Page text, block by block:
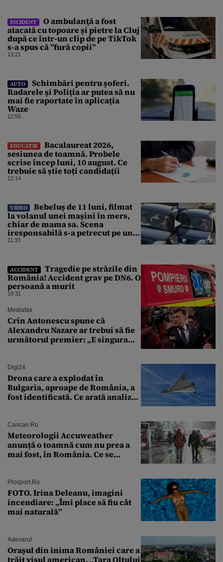
INCIDENT
O ambulanţă a fost
atacată cu topoare și pietre la Cluj
după ce într-un clip de pe TikTok
s-a spus că ”fură copii”
13:21
AUTO
Schimbări pentru șoferi.
Radarele și Poliția ar putea să nu
mai fie raportate în aplicația
Waze
12:55
EDUCAȚIE
Bacalaureat 2026,
sesiunea de toamnă. Probele
scrise încep luni, 10 august. Ce
trebuie să știe toți candidații
12:14
VIDEO
Bebeluș de 11 luni, filmat
la volanul unei mașini în mers,
chiar de mama sa. Scena
iresponsabilă s-a petrecut pe un
drum public din România
11:33
ACCIDENT
Tragedie pe străzile din
România! Accident grav pe DN6. O
persoană a murit
10:31
Mediafax
Crin Antonescu spune că
Alexandru Nazare ar trebui să fie
următorul premier: „E singura
Digi24
Drona care a explodat în
Bulgaria, aproape de România, a
fost identificată. Ce arată analiza
Cancan.ro
Meteorologii Accuweather
anunță o toamnă cum nu prea a
mai fost, în România. Ce se
București. Pe ce dată ninge
Prosport.ro
FOTO. Irina Deleanu, imagini
incendiare: „Îmi place să fiu cât
mai naturală”
Adevarul
Orașul din inima României care a
trăit visul american. „Țara Oltului